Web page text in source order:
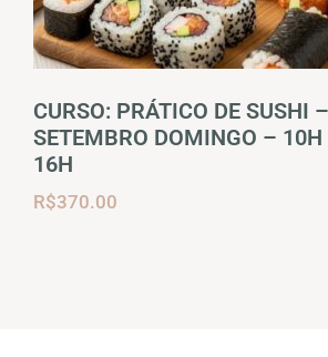
CURSO: PRÁTICO DE SUSHI
SETEMBRO DOMINGO – 10H
16H
R$370.00